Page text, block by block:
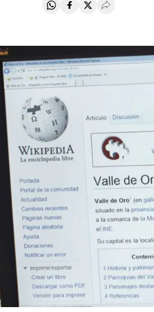
Compartir en Whatsapp
Compartir en
Compartir en
Desplegar